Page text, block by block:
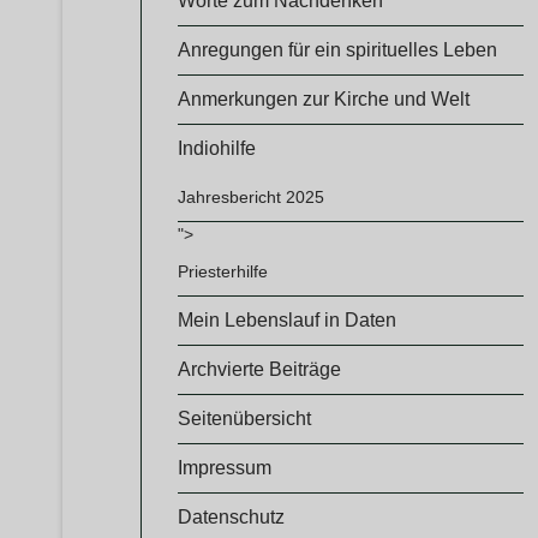
Anregungen für ein spirituelles Leben
Anmerkungen zur Kirche und Welt
Indiohilfe
Jahresbericht 2025
">
Priesterhilfe
Mein Lebenslauf in Daten
Archvierte Beiträge
Seitenübersicht
Impressum
Datenschutz